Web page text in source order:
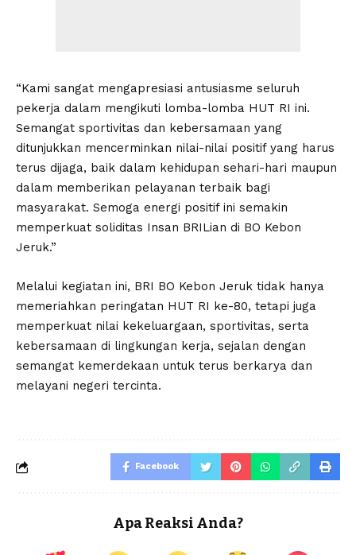
“Kami sangat mengapresiasi antusiasme seluruh
pekerja dalam mengikuti lomba-lomba HUT RI ini.
Semangat sportivitas dan kebersamaan yang
ditunjukkan mencerminkan nilai-nilai positif yang harus
terus dijaga, baik dalam kehidupan sehari-hari maupun
dalam memberikan pelayanan terbaik bagi
masyarakat. Semoga energi positif ini semakin
memperkuat soliditas Insan BRILian di BO Kebon
Jeruk.”
Melalui kegiatan ini, BRI BO Kebon Jeruk tidak hanya
memeriahkan peringatan HUT RI ke-80, tetapi juga
memperkuat nilai kekeluargaan, sportivitas, serta
kebersamaan di lingkungan kerja, sejalan dengan
semangat kemerdekaan untuk terus berkarya dan
melayani negeri tercinta.
Facebook
Apa Reaksi Anda?